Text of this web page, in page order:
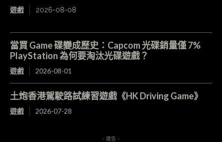
遊戲 2026-08-08
當買 Game 碟變成歷史：Capcom 光碟銷量僅 7%
PlayStation 為何要淘汰光碟遊戲？
遊戲 2026-08-01
土炮香港駕駛路試練習遊戲《HK Driving Game》
遊戲 2026-07-28
- 廣告 -